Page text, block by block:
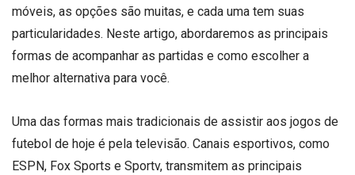
móveis, as opções são muitas, e cada uma tem suas
particularidades. Neste artigo, abordaremos as principais
formas de acompanhar as partidas e como escolher a
melhor alternativa para você.
Uma das formas mais tradicionais de assistir aos jogos de
futebol de hoje é pela televisão. Canais esportivos, como
ESPN, Fox Sports e Sportv, transmitem as principais